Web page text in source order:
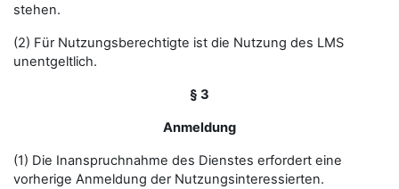
stehen.
(2) Für Nutzungsberechtigte ist die Nutzung des LMS
unentgeltlich.
§ 3
Anmeldung
(1) Die Inanspruchnahme des Dienstes erfordert eine
vorherige Anmeldung der Nutzungsinteressierten.